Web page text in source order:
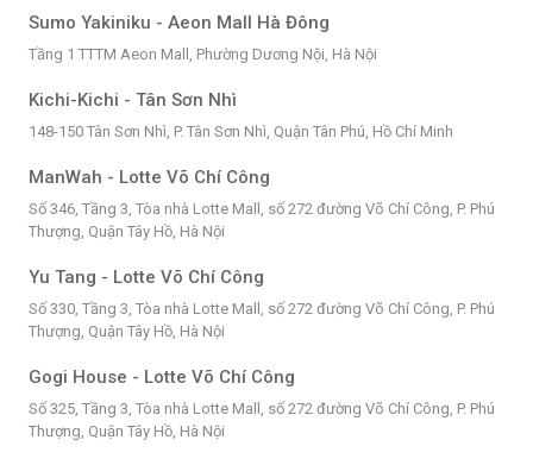
Sumo Yakiniku - Aeon Mall Hà Đông
Tầng 1 TTTM Aeon Mall, Phường Dương Nội, Hà Nội
Kichi-Kichi - Tân Sơn Nhì
148-150 Tân Sơn Nhì, P. Tân Sơn Nhì, Quận Tân Phú, Hồ Chí Minh
ManWah - Lotte Võ Chí Công
Số 346, Tầng 3, Tòa nhà Lotte Mall, số 272 đường Võ Chí Công, P. Phú
Thượng, Quận Tây Hồ, Hà Nội
Yu Tang - Lotte Võ Chí Công
Số 330, Tầng 3, Tòa nhà Lotte Mall, số 272 đường Võ Chí Công, P. Phú
Thượng, Quận Tây Hồ, Hà Nội
Gogi House - Lotte Võ Chí Công
Số 325, Tầng 3, Tòa nhà Lotte Mall, số 272 đường Võ Chí Công, P. Phú
Thượng, Quận Tây Hồ, Hà Nội